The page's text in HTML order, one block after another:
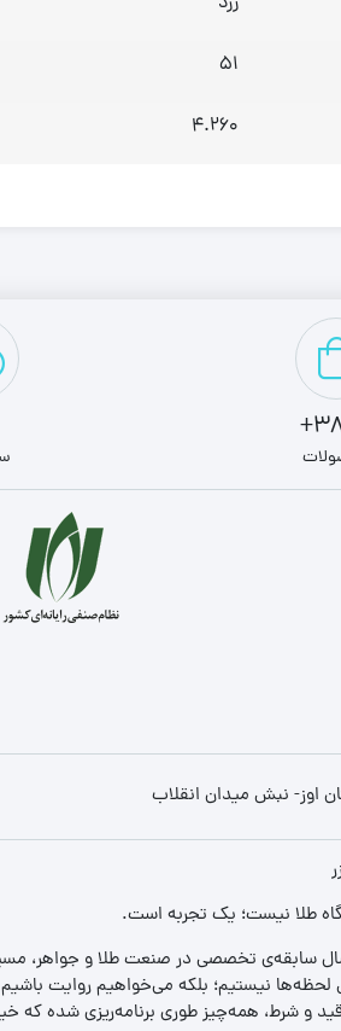
51
4.260
اوز- نبش میدان انقلاب
طلا نیست؛ یک تجربه‌ است.
لحظه‌ها نیستیم؛ بلکه می‌خواهیم روایت
و شرط، همه‌چیز طوری برنامه‌ریزی شده که